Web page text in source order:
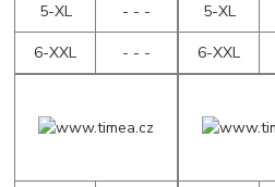
5-XL
- - -
6-XXL
- - -
5-XL
6-XXL